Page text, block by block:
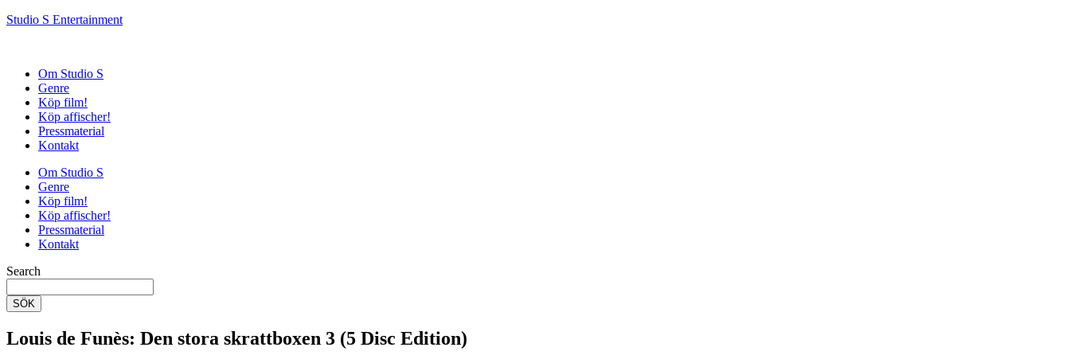
Studio S Entertainment
Om Studio S
Genre
Köp film!
Köp affischer!
Pressmaterial
Kontakt
Om Studio S
Genre
Köp film!
Köp affischer!
Pressmaterial
Kontakt
Search
SÖK
Louis de Funès: Den stora skrattboxen 3 (5 Disc Edition)